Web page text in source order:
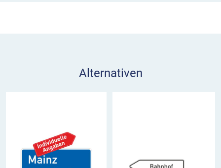
Das Richtzeichen 332.1-20 hilft bei der
Verkehrsbedeutung wie etwa Ortsteile, Flughäfen,
Industrie- oder Freizeitgebiete anzugeben. Das
Zeichen 332.1-20 steht entweder an der Stelle, an
Alternativen